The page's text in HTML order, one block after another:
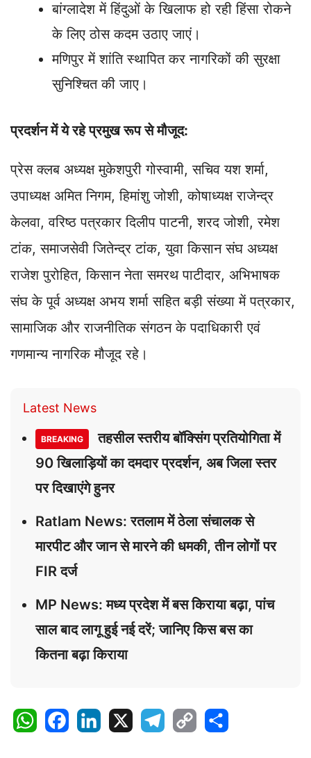
बांग्लादेश में हिंदुओं के खिलाफ हो रही हिंसा रोकने
के लिए ठोस कदम उठाए जाएं।
मणिपुर में शांति स्थापित कर नागरिकों की सुरक्षा
सुनिश्चित की जाए।
प्रदर्शन में ये रहे प्रमुख रूप से मौजूद:
प्रेस क्लब अध्यक्ष मुकेशपुरी गोस्वामी, सचिव यश शर्मा,
उपाध्यक्ष अमित निगम, हिमांशु जोशी, कोषाध्यक्ष राजेन्द्र
केलवा, वरिष्ठ पत्रकार दिलीप पाटनी, शरद जोशी, रमेश
टांक, समाजसेवी जितेन्द्र टांक, युवा किसान संघ अध्यक्ष
राजेश पुरोहित, किसान नेता समरथ पाटीदार, अभिभाषक
संघ के पूर्व अध्यक्ष अभय शर्मा सहित बड़ी संख्या में पत्रकार,
सामाजिक और राजनीतिक संगठन के पदाधिकारी एवं
गणमान्य नागरिक मौजूद रहे।
Latest News
BREAKING
तहसील स्तरीय बॉक्सिंग प्रतियोगिता में
90 खिलाड़ियों का दमदार प्रदर्शन, अब जिला स्तर
पर दिखाएंगे हुनर
Ratlam News: रतलाम में ठेला संचालक से
मारपीट और जान से मारने की धमकी, तीन लोगों पर
FIR दर्ज
MP News: मध्य प्रदेश में बस किराया बढ़ा, पांच
साल बाद लागू हुई नई दरें; जानिए किस बस का
कितना बढ़ा किराया